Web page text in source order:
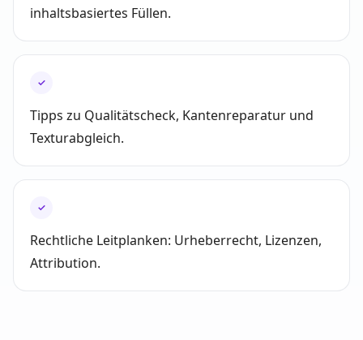
inhaltsbasiertes Füllen.
✓
Tipps zu Qualitätscheck, Kantenreparatur und
Texturabgleich.
✓
Rechtliche Leitplanken: Urheberrecht, Lizenzen,
Attribution.